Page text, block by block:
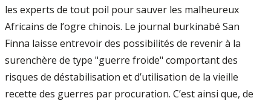
les experts de tout poil pour sauver les malheureux
Africains de l’ogre chinois. Le journal burkinabé San
Finna laisse entrevoir des possibilités de revenir à la
surenchère de type "guerre froide" comportant des
risques de déstabilisation et d’utilisation de la vieille
recette des guerres par procuration. C’est ainsi que, de